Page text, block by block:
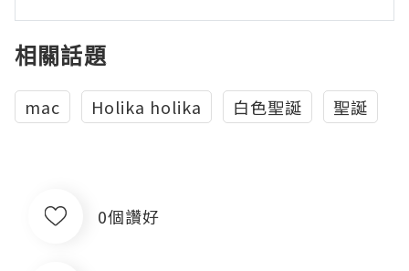
相關話題
mac Holika holika 白色聖誕 聖誕
0個讚好